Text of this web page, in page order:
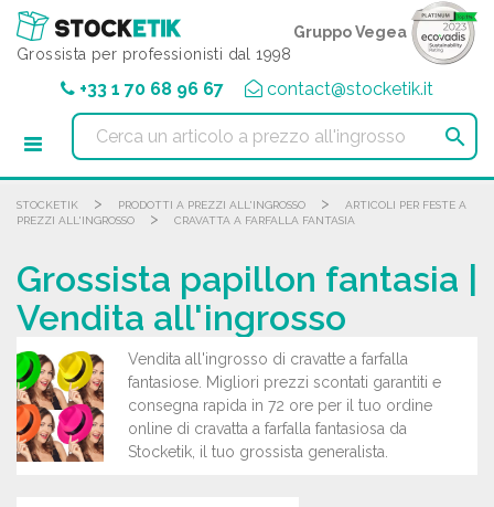
Grossista per professionisti dal 1998
Gruppo Vegea
+33 1 70 68 96 67 contact@stocketik.it

STOCKETIK > PRODOTTI A PREZZI ALL'INGROSSO >
ARTICOLI PER FESTE A
PREZZI ALL'INGROSSO
> CRAVATTA A FARFALLA FANTASIA
Grossista papillon fantasia |
Vendita all'ingrosso
Vendita all'ingrosso di cravatte a farfalla
fantasiose. Migliori prezzi scontati garantiti e
consegna rapida in 72 ore per il tuo ordine
online di cravatta a farfalla fantasiosa da
Stocketik, il tuo grossista generalista.
Pannello di gestione dei cookies